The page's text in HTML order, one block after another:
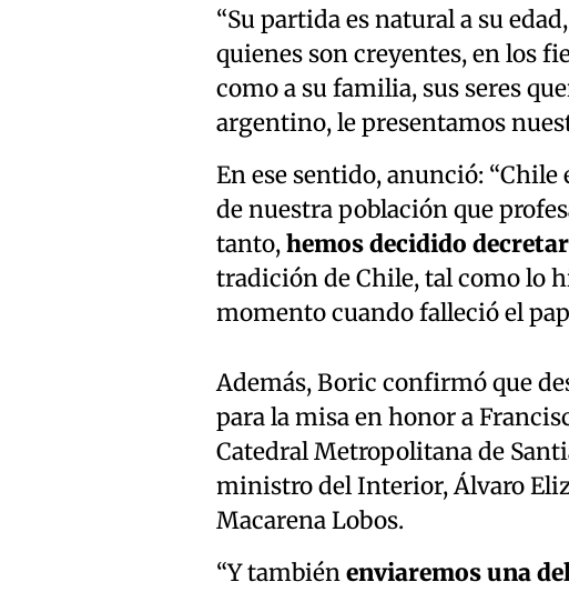
“Su partida es natural a su
quienes son creyentes, en los
como a su familia, sus seres
argentino, le presentamos
En ese sentido, anunció:
de nuestra población que
tanto,hemos decidido
tradición de Chile, tal como lo
momento cuando falleció el
Además, Boric confirmó que
para la misa en honor a
Catedral Metropolitana de
ministro del Interior, Álvaro
Macarena Lobos.
“Y tambiénenviaremos una